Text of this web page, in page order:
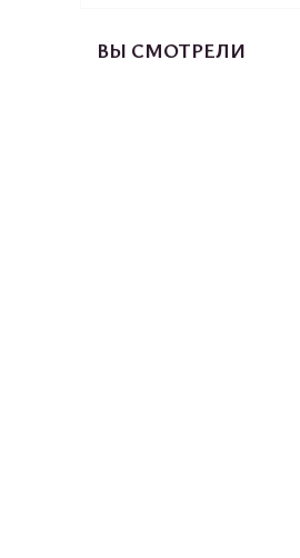
ВЫ СМОТРЕЛИ